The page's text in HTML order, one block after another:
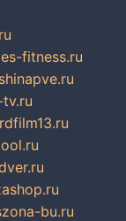
fitness.ru
bu.ru